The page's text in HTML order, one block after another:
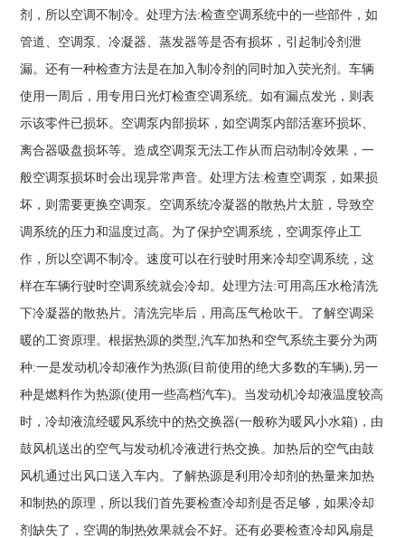
剂，所以空调不制冷。处理方法:检查空调系统中的一些部件，如
管道、空调泵、冷凝器、蒸发器等是否有损坏，引起制冷剂泄
漏。还有一种检查方法是在加入制冷剂的同时加入荧光剂。车辆
使用一周后，用专用日光灯检查空调系统。如有漏点发光，则表
示该零件已损坏。空调泵内部损坏，如空调泵内部活塞环损坏、
离合器吸盘损坏等。造成空调泵无法工作从而启动制冷效果，一
般空调泵损坏时会出现异常声音。处理方法:检查空调泵，如果损
坏，则需要更换空调泵。空调系统冷凝器的散热片太脏，导致空
调系统的压力和温度过高。为了保护空调系统，空调泵停止工
作，所以空调不制冷。速度可以在行驶时用来冷却空调系统，这
样在车辆行驶时空调系统就会冷却。处理方法:可用高压水枪清洗
下冷凝器的散热片。清洗完毕后，用高压气枪吹干。了解空调采
暖的工资原理。根据热源的类型,汽车加热和空气系统主要分为两
种:一是发动机冷却液作为热源(目前使用的绝大多数的车辆),另一
种是燃料作为热源(使用一些高档汽车)。当发动机冷却液温度较高
时，冷却液流经暖风系统中的热交换器(一般称为暖风小水箱)，由
鼓风机送出的空气与发动机冷液进行热交换。加热后的空气由鼓
风机通过出风口送入车内。了解热源是利用冷却剂的热量来加热
和制热的原理，所以我们首先要检查冷却剂是否足够，如果冷却
剂缺失了，空调的制热效果就会不好。还有必要检查冷却风扇是